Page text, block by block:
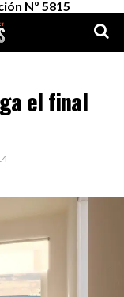
Nº 5815
el final